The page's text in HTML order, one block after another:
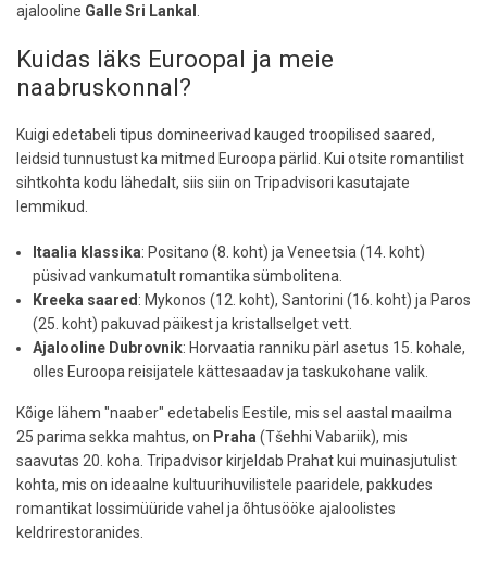
ajalooline Galle Sri Lankal
Kuidas läks Euroopal ja meie
naabruskonnal?
Kuigi edetabeli tipus domineerivad kauged troopilised saared,
leidsid tunnustust ka mitmed Euroopa pärlid. Kui otsite romantilist
sihtkohta kodu lähedalt, siis siin on Tripadvisori kasutajate
lemmikud.
Itaalia klassika: Positano (8. koht) ja Veneetsia (14. koht)
püsivad vankumatult romantika sümbolitena.
Kreeka saared : Mykonos (12. koht), Santorini (16. koht) ja Paros
(25. koht) pakuvad päikest ja kristallselget vett.
Ajalooline Dubrovnik: Horvaatia ranniku pärl asetus 15. kohale,
olles Euroopa reisijatele kättesaadav ja taskukohane valik.
Kõige lähem "naaber" edetabelis Eestile, mis sel aastal maailma
25 parima sekka mahtus, on Praha (Tšehhi Vabariik), mis
saavutas 20. koha. Tripadvisor kirjeldab Prahat kui muinasjutulist
kohta, mis on ideaalne kultuurihuvilistele paaridele, pakkudes
romantikat lossimüüride vahel ja õhtusööke ajaloolistes
keldrirestoranides.